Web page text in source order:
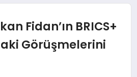
Fidan’ın BRICS+
Görüşmelerini